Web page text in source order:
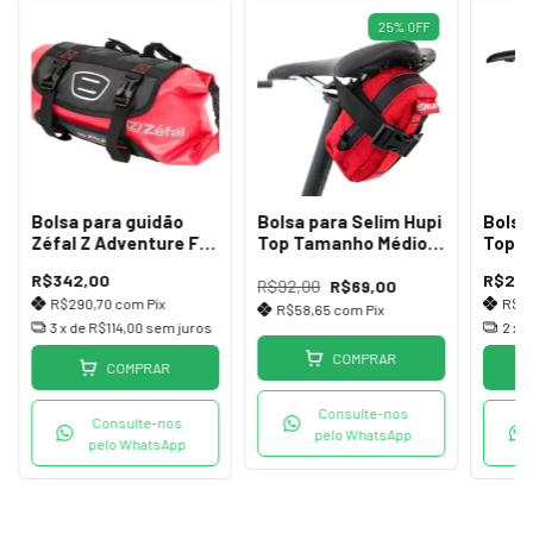
Bolsa para guidão
Zéfal Z Adventure F
R$342,00
R$290,70 com Pix
3x de R$114,00 sem juros
COMPRAR
Consulte-nos
pelo WhatsApp
25% OFF
Bolsa para Selim Hupi
Top Tamanho Médio
R$92,00 R$69,00
R$58,65 com Pix
COMPRAR
Consulte-nos
pelo WhatsApp
2 x